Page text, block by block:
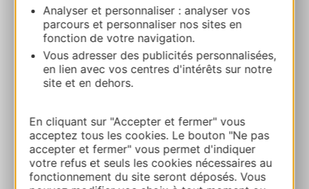
Analyser et personnaliser : analyser vos
parcours et personnaliser nos sites en
fonction de votre navigation.
Vous adresser des publicités personnalisées,
en lien avec vos centres d'intérêts sur notre
site et en dehors.
En cliquant sur "Accepter et fermer" vous
acceptez tous les cookies. Le bouton "Ne pas
accepter et fermer" vous permet d'indiquer
votre refus et seuls les cookies nécessaires au
fonctionnement du site seront déposés. Vous
Gîte Marguerite
Lentin 12170 LEDERGUES
Calcola il tuo percorso
+33689063890
E-mail